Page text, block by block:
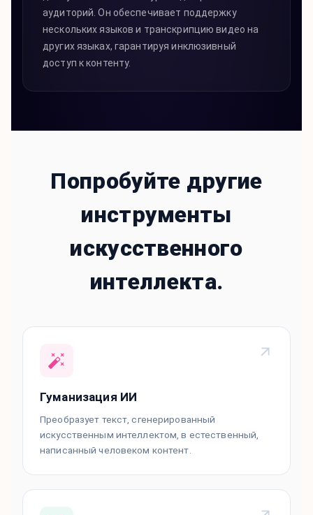
аудиторий. Он обеспечивает поддержку
нескольких языков и транскрипцию видео на
других языках, гарантируя инклюзивный
доступ к контенту.
Попробуйте другие
инструменты
искусственного
интеллекта.
Гуманизация ИИ
Преобразует текст, сгенерированный
искусственным интеллектом, в естественный,
написанный человеком контент.